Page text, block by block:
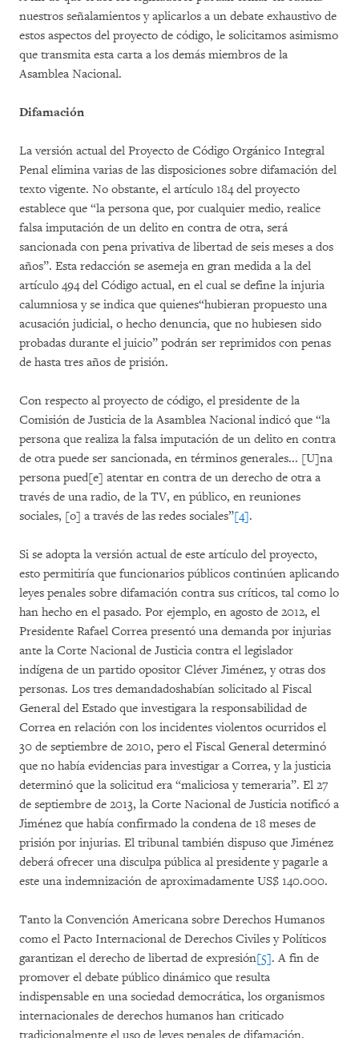
nuestros señalamientos y aplicarlos a un debate exhaustivo de
estos aspectos del proyecto de código, le solicitamos asimismo
que transmita esta carta a los demás miembros de la
Asamblea Nacional.
Difamación
La versión actual del Proyecto de Código Orgánico Integral
Penal elimina varias de las disposiciones sobre difamación del
texto vigente. No obstante, el artículo 184 del proyecto
establece que “la persona que, por cualquier medio, realice
falsa imputación de un delito en contra de otra, será
sancionada con pena privativa de libertad de seis meses a dos
años”. Esta redacción se asemeja en gran medida a la del
artículo 494 del Código actual, en el cual se define la injuria
calumniosa y se indica que quienes“hubieran propuesto una
acusación judicial, o hecho denuncia, que no hubiesen sido
probadas durante el juicio” podrán ser reprimidos con penas
de hasta tres años de prisión.
Con respecto al proyecto de código, el presidente de la
Comisión de Justicia de la Asamblea Nacional indicó que “la
persona que realiza la falsa imputación de un delito en contra
de otra puede ser sancionada, en términos generales... [U]na
persona pued[e] atentar en contra de un derecho de otra a
través de una radio, de la TV, en público, en reuniones
sociales, [o] a través de las redes sociales”[4].
Si se adopta la versión actual de este artículo del proyecto,
esto permitiría que funcionarios públicos continúen aplicando
leyes penales sobre difamación contra sus críticos, tal como lo
han hecho en el pasado. Por ejemplo, en agosto de 2012, el
Presidente Rafael Correa presentó una demanda por injurias
ante la Corte Nacional de Justicia contra el legislador
indígena de un partido opositor Cléver Jiménez, y otras dos
personas. Los tres demandadoshabían solicitado al Fiscal
General del Estado que investigara la responsabilidad de
Correa en relación con los incidentes violentos ocurridos el
30 de septiembre de 2010, pero el Fiscal General determinó
que no había evidencias para investigar a Correa, y la justicia
determinó que la solicitud era “maliciosa y temeraria”. El 27
de septiembre de 2013, la Corte Nacional de Justicia notificó a
Jiménez que había confirmado la condena de 18 meses de
prisión por injurias. El tribunal también dispuso que Jiménez
deberá ofrecer una disculpa pública al presidente y pagarle a
este una indemnización de aproximadamente US$ 140.000.
Tanto la Convención Americana sobre Derechos Humanos
como el Pacto Internacional de Derechos Civiles y Políticos
garantizan el derecho de libertad de expresión[5]. A fin de
promover el debate público dinámico que resulta
indispensable en una sociedad democrática, los organismos
internacionales de derechos humanos han criticado